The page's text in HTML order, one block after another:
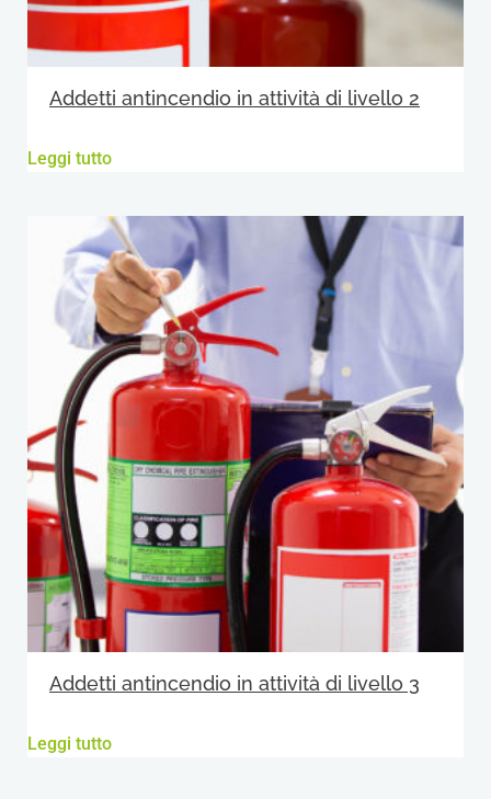
Addetti antincendio in attività di livello 2
Leggi tutto
Addetti antincendio in attività di livello 3
Leggi tutto